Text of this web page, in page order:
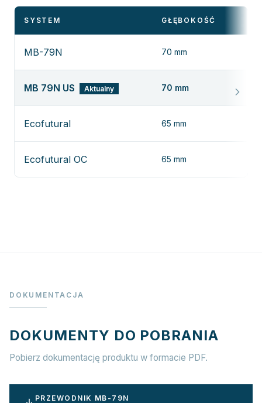
SYSTEM GŁĘBOKOŚĆ
MB-79N 70 mm
MB 79N US Aktualny 70 mm
Ecofutural 65 mm
Ecofutural OC 65 mm
DOKUMENTACJA
DOKUMENTY DO POBRANIA
Pobierz dokumentację produktu w formacie PDF.
PRZEWODNIK MB-79N